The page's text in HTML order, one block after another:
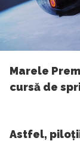
Marele
cursă de
Astfel,